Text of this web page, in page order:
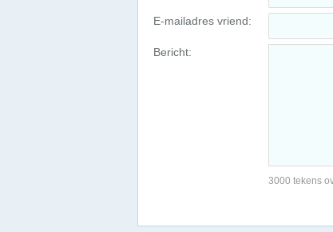
E-mailadres vriend:
Bericht:
3000 tekens